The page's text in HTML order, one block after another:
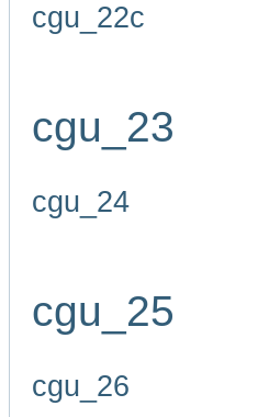
cgu_22c
cgu_23
cgu_24
cgu_25
cgu_26